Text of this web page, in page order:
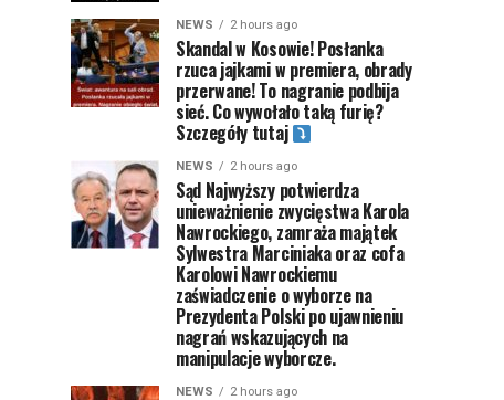
NEWS 2 hours ago
Skandal w Kosowie! Posłanka
rzuca jajkami w premiera, obrady
przerwane! To nagranie podbija
sieć. Co wywołało taką furię?
Szczegóły tutaj
NEWS 2 hours ago
Sąd Najwyższy potwierdza
unieważnienie zwycięstwa Karola
Nawrockiego, zamraża majątek
Sylwestra Marciniaka oraz cofa
Karolowi Nawrockiemu
zaświadczenie o wyborze na
Prezydenta Polski po ujawnieniu
nagrań wskazujących na
manipulacje wyborcze.
NEWS 2 hours ago